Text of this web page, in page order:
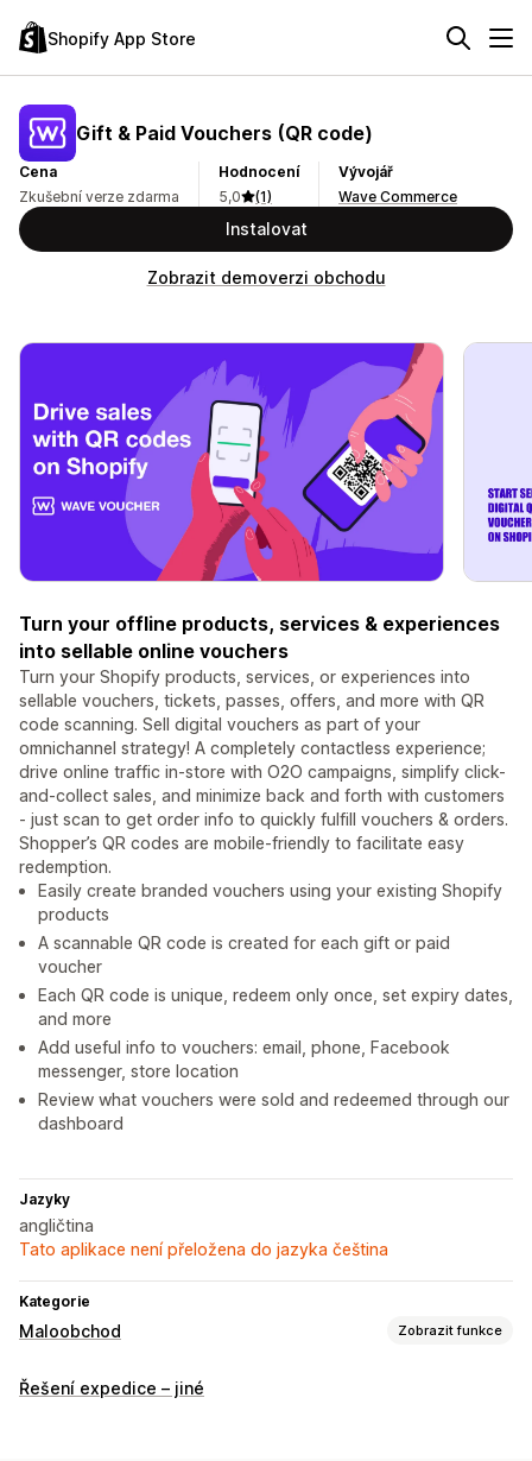
Shopify App Store
Gift & Paid Vouchers (QR code)
Cena
Zkušební verze zdarma
Hodnocení
5,0
(1)
Vývojář
Wave Commerce
Instalovat
Zobrazit demoverzi obchodu
Turn your offline products, services & experiences
into sellable online vouchers
Turn your Shopify products, services, or experiences into
sellable vouchers, tickets, passes, offers, and more with QR
code scanning. Sell digital vouchers as part of your
omnichannel strategy! A completely contactless experience;
drive online traffic in-store with O2O campaigns, simplify click-
and-collect sales, and minimize back and forth with customers
- just scan to get order info to quickly fulfill vouchers & orders.
Shopper’s QR codes are mobile-friendly to facilitate easy
redemption.
Easily create branded vouchers using your existing Shopify
products
A scannable QR code is created for each gift or paid
voucher
Each QR code is unique, redeem only once, set expiry dates,
and more
Add useful info to vouchers: email, phone, Facebook
messenger, store location
Review what vouchers were sold and redeemed through our
dashboard
Jazyky
angličtina
Tato aplikace není přeložena do jazyka čeština
Kategorie
Maloobchod Zobrazit funkce
POS
Řešení expedice – jiné